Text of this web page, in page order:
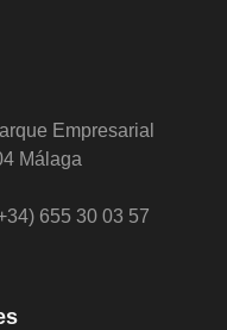
Empresarial
Málaga
655 30 03 57